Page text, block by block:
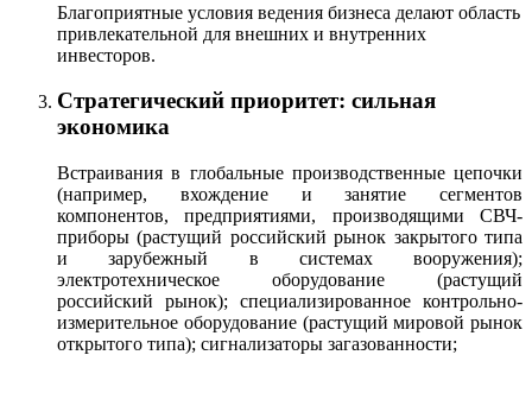
Благоприятные условия ведения бизнеса делают область
привлекательной для внешних и внутренних
инвесторов.
Стратегический приоритет: сильная
экономика
Встраивания в глобальные производственные цепочки
(например, вхождение и занятие сегментов
компонентов, предприятиями, производящими СВЧ-
приборы (растущий российский рынок закрытого типа
и зарубежный в системах вооружения);
электротехническое оборудование (растущий
российский рынок); специализированное контрольно-
измерительное оборудование (растущий мировой рынок
открытого типа); сигнализаторы загазованности;